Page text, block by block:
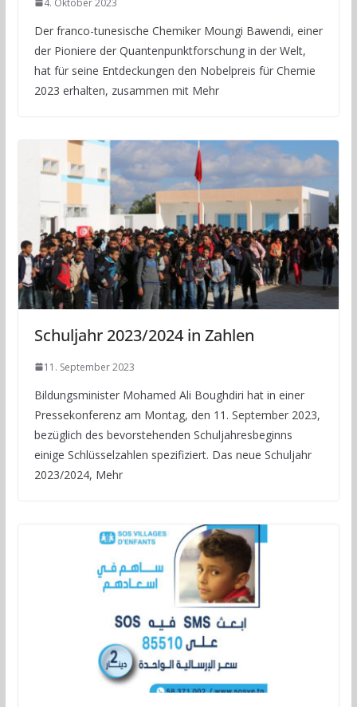
4. Oktober 2023
Der franco-tunesische Chemiker Moungi Bawendi, einer
der Pioniere der Quantenpunktforschung in der Welt,
hat für seine Entdeckungen den Nobelpreis für Chemie
2023 erhalten, zusammen mit Mehr
Schuljahr 2023/2024 in Zahlen
11. September 2023
Bildungsminister Mohamed Ali Boughdiri hat in einer
Pressekonferenz am Montag, den 11. September 2023,
bezüglich des bevorstehenden Schuljahresbeginns
einige Schlüsselzahlen spezifiziert. Das neue Schuljahr
2023/2024, Mehr